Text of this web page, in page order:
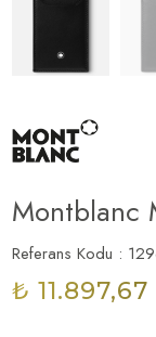
Montblanc
Referans Kodu :
₺ 11.897,67